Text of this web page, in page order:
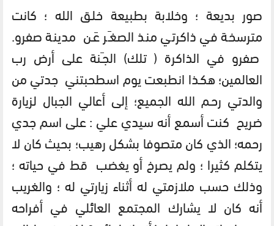
صور بديعة ؛ وخلابة بطبيعة خلـق الله ؛ كانت
مترسخة في ذاكرتي منذ الصغـَر عَـن مدينة صفرو.
صفرو في الذاكرة ( تلك) الجـَنة على أرض رب
العالمين؛ هكـذا انطبعت يوم اسطحبتني جدتي من
والدتي رحـم الله الجميع؛ إلى أعالي الجبال لزيارة
ضريح كنت أسمع أنه سيدي علي : على اسم جدي
رحمه؛ الذي كان متصوفا بشكل رهيب؛ بحيث كان لا
يتكلم كثيرا ؛ ولم يصرخ أو يغضب قط في حياته ؛
وذلك حسب ملازمتي له أثناء زيارتي له ؛ والغريب
أنه كان لا يشارك المجتمع العائلي في أفراحه